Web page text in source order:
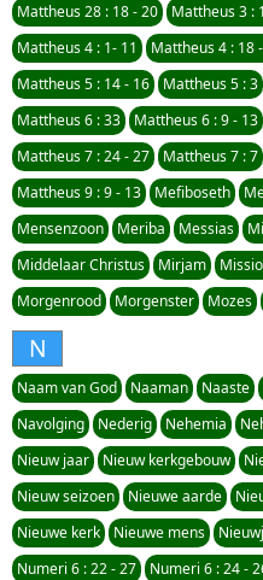
Mattheus 28 : 18 - 20 Mattheus 3 :
Mattheus 4 : 1- 11
Mattheus 4 : 18
Mattheus 5 : 14 - 16
Mattheus 5 : 3
Mattheus 6 : 33
Mattheus 6 : 9 - 13
Mattheus 7 : 24 - 27
Mattheus 7 : 7
Mattheus 9 : 9 - 13
Mefiboseth
Mensenzoon
Meriba Messias
Middelaar Christus
Mirjam
Morgenrood
Morgenster Mozes
N
Naam van God Naaman Naaste
Navolging
Nederig Nehemia
Nieuw jaar
Nieuw kerkgebouw
Nieuw seizoen
Nieuwe aarde
Nieuwe kerk
Nieuwe mens
Numeri 6 : 22 - 27
Numeri 6 : 24 -